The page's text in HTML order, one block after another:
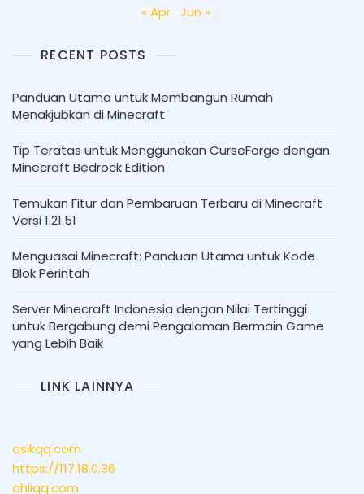
« Apr Jun »
RECENT POSTS
Panduan Utama untuk Membangun Rumah
Menakjubkan di Minecraft
Tip Teratas untuk Menggunakan CurseForge dengan
Minecraft Bedrock Edition
Temukan Fitur dan Pembaruan Terbaru di Minecraft
Versi 1.21.51
Menguasai Minecraft: Panduan Utama untuk Kode
Blok Perintah
Server Minecraft Indonesia dengan Nilai Tertinggi
untuk Bergabung demi Pengalaman Bermain Game
yang Lebih Baik
LINK LAINNYA
asikqq.com
https://117.18.0.36
ahliqq.com